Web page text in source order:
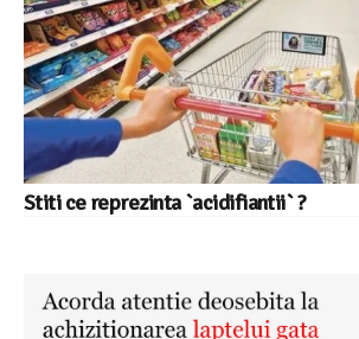
Stiti ce reprezinta `acidifiantii` ?